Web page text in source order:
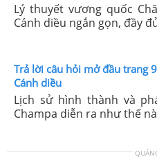
Lý thuyết vương quốc
Cánh diều ngắn gọn, đầy
Trả lời câu hỏi mở đầu trang
Cánh diều
Lịch sử hình thành và
Champa diễn ra như thế